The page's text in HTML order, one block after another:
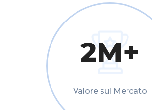
2M+
Valore sul Mercato